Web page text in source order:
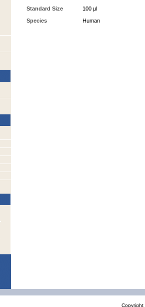
Standard Size
100 µl
Species
Human